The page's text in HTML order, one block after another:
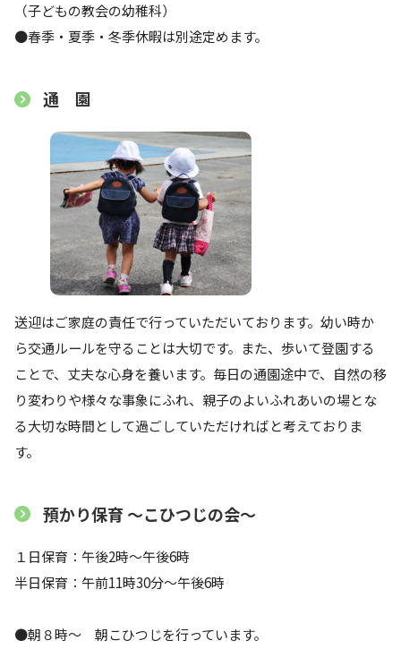
（子どもの教会の幼稚科）
●春季・夏季・冬季休暇は別途定めます。
通 園
送迎はご家庭の責任で行っていただいております。幼い時か
ら交通ルールを守ることは大切です。また、歩いて登園する
ことで、丈夫な心身を養います。毎日の通園途中で、自然の移
り変わりや様々な事象にふれ、親子のよいふれあいの場とな
る大切な時間として過ごしていただければと考えておりま
す。
預かり保育 〜こひつじの会〜
１日保育：午後2時〜午後6時
半日保育：午前11時30分〜午後6時
●朝８時～ 朝こひつじを行っています。